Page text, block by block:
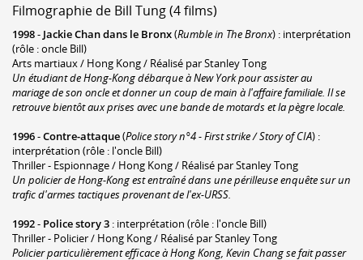
Filmographie de Bill Tung (4 films)
1998- Jackie Chan dans le Bronx(Rumble in The Bronx) : interprétation
(rôle : oncle Bill)
Arts martiaux / Hong Kong / Réalisé par Stanley Tong
Un étudiant de Hong-Kong débarque à New York pour assister au
mariage de son oncle et donner un coup de main à l'affaire familiale. Il se
retrouve bientôt aux prises avec une bande de motards et la pègre locale.
1996-Contre-attaque(Police story n°4 - First strike / Story of CIA) :
interprétation (rôle : l'oncle Bill)
Thriller - Espionnage / Hong Kong / Réalisé par Stanley Tong
Un policier de Hong-Kong est entraîné dans une périlleuse enquête sur un
trafic d'armes tactiques provenant de l'ex-URSS.
1992- Police story 3 : interprétation (rôle : l'oncle Bill)
Thriller - Policier / Hong Kong / Réalisé par Stanley Tong
Policier particulièrement efficace à Hong Kong, Kevin Chang se fait passer